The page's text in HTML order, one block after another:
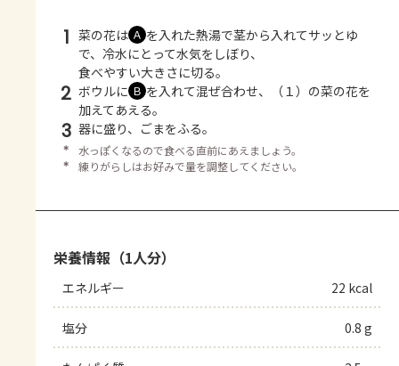
1 菜の花は Ａ を入れた熱湯で茎から入れてサッとゆ
で、冷水にとって水気をしぼり、
食べやすい大きさに切る。
2 ボウルに Ｂ を入れて混ぜ合わせ、（１）の菜の花を
加えてあえる。
3 器に盛り、ごまをふる。
＊
水っぽくなるので食べる直前にあえましょう。
＊
練りがらしはお好みで量を調整してください。
栄養情報（1人分）
エネルギー 22 kcal
塩分 0.8 g